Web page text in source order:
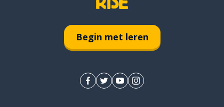
Begin met leren